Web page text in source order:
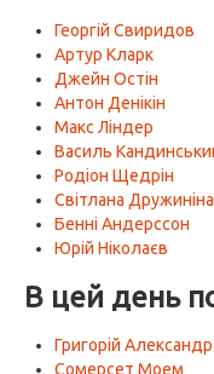
Георгій Свиридов
Артур Кларк
Джейн Остін
Антон Денікін
Макс Ліндер
Василь
Родіон Щедрін
Світлана Дружиніна
Бенні Андерссон
Юрій Ніколаєв
В цей день
Григорій
Сомерсет Моем